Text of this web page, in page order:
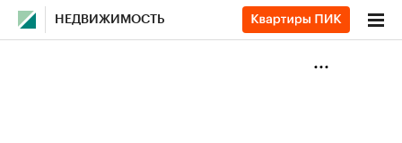
НЕДВИЖИМОСТЬ